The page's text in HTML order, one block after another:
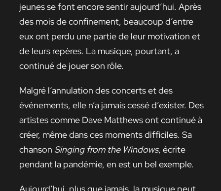
jeunes se font encore sentir aujourd’hui. Après
des mois de confinement, beaucoup d’entre
eux ont perdu une partie de leur motivation et
de leurs repères. La musique, pourtant, a
continué de jouer son rôle.
Malgré l’annulation des concerts et des
événements, elle n’a jamais cessé d’exister. Des
artistes comme Dave Matthews ont continué à
créer, même dans ces moments difficiles. Sa
chanson Singing from the Windows, écrite
pendant la pandémie, en est un bel exemple.
Aujourd’hui, plus que jamais, la musique peut